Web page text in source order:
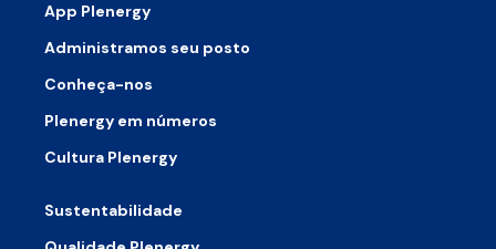
App Plenergy
Administramos seu posto
Conheça-nos
Plenergy em números
Cultura Plenergy
Sustentabilidade